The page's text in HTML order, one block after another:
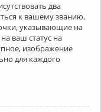
два
к вашему званию,
указывающие на
ваш статус на
изображение
для каждого